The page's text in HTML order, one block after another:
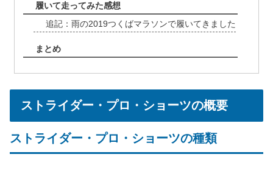
履いて走ってみた感想
追記：雨の2019つくばマラソンで履いてきました
まとめ
ストライダー・プロ・ショーツの概要
ストライダー・プロ・ショーツの種類